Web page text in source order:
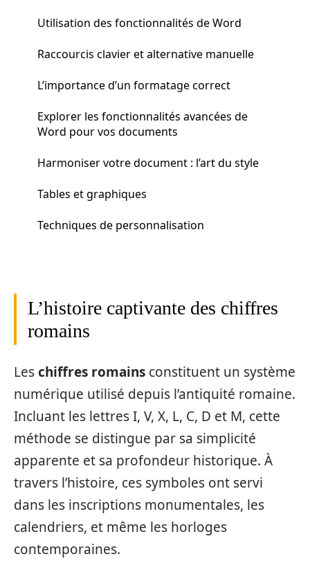
Utilisation des fonctionnalités de Word
Raccourcis clavier et alternative manuelle
L’importance d’un formatage correct
Explorer les fonctionnalités avancées de
Word pour vos documents
Harmoniser votre document : l’art du style
Tables et graphiques
Techniques de personnalisation
L’histoire captivante des chiffres
romains
Leschiffres romains constituent un système
numérique utilisé depuis l’antiquité romaine.
Incluant les lettres I, V, X, L, C, D et M, cette
méthode se distingue par sa simplicité
apparente et sa profondeur historique. À
travers l’histoire, ces symboles ont servi
dans les inscriptions monumentales, les
calendriers, et même les horloges
contemporaines.